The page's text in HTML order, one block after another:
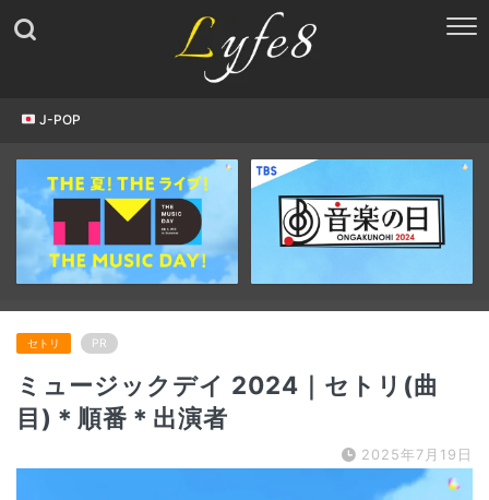
J-POP
セトリ PR
ミュージックデイ 2024｜セトリ(曲
目)＊順番＊出演者
2025年7月19日